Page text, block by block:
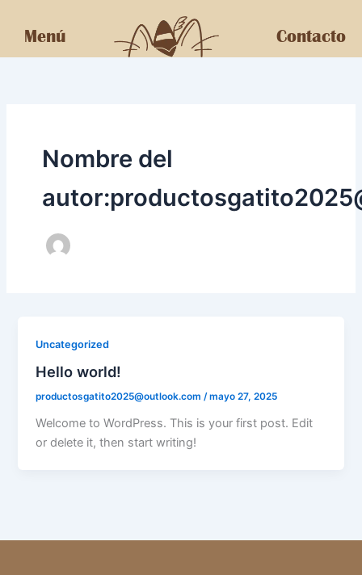
Menú Contacto
Nombre del
Uncategorized
Hello world!
productosgatito2025@outlook.com/mayo 27, 2025
Welcome to WordPress. This is your first post. Edit
or delete it, then start writing!